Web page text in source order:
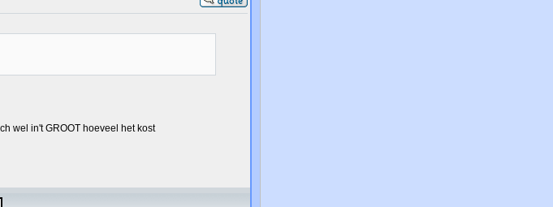
wel in't GROOT hoeveel het kost